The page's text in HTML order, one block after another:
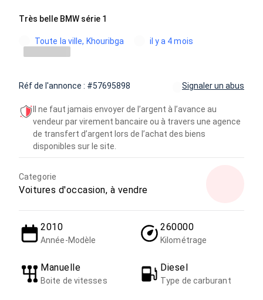
Très belle BMW série 1
Toute la ville, Khouribga il y a 4 mois
Réf de l'annonce : #57695898 Signaler un abus
Il ne faut jamais envoyer de l’argent à l’avance au
vendeur par virement bancaire ou à travers une agence
de transfert d’argent lors de l’achat des biens
disponibles sur le site.
Categorie
Voitures d'occasion, à vendre
2010
Année-Modèle
260000
Kilométrage
Manuelle
Boite de vitesses
Diesel
Type de carburant